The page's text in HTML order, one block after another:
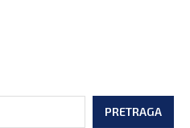
PRETRAGA